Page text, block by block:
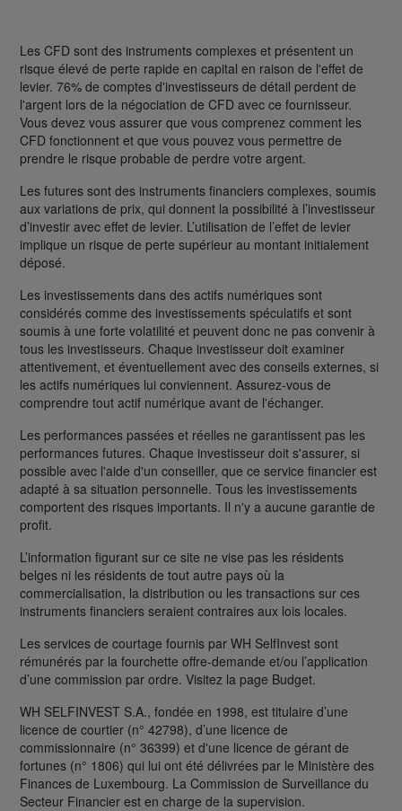
Les CFD sont des instruments complexes et présentent un
risque élevé de perte rapide en capital en raison de l'effet de
levier. 76% de comptes d'investisseurs de détail perdent de
l'argent lors de la négociation de CFD avec ce fournisseur.
Vous devez vous assurer que vous comprenez comment les
CFD fonctionnent et que vous pouvez vous permettre de
prendre le risque probable de perdre votre argent.
Les futures sont des instruments financiers complexes, soumis
aux variations de prix, qui donnent la possibilité à l’investisseur
d’investir avec effet de levier. L’utilisation de l’effet de levier
implique un risque de perte supérieur au montant initialement
déposé.
Les investissements dans des actifs numériques sont
considérés comme des investissements spéculatifs et sont
soumis à une forte volatilité et peuvent donc ne pas convenir à
tous les investisseurs. Chaque investisseur doit examiner
attentivement, et éventuellement avec des conseils externes, si
les actifs numériques lui conviennent. Assurez-vous de
comprendre tout actif numérique avant de l'échanger.
Les performances passées et réelles ne garantissent pas les
performances futures. Chaque investisseur doit s'assurer, si
possible avec l'aide d'un conseiller, que ce service financier est
adapté à sa situation personnelle. Tous les investissements
comportent des risques importants. Il n'y a aucune garantie de
profit.
L’information figurant sur ce site ne vise pas les résidents
belges ni les résidents de tout autre pays où la
commercialisation, la distribution ou les transactions sur ces
instruments financiers seraient contraires aux lois locales.
Les services de courtage fournis par WH SelfInvest sont
rémunérés par la fourchette offre-demande et/ou l’application
d’une commission par ordre. Visitez la page Budget.
WH SELFINVEST S.A., fondée en 1998, est titulaire d’une
licence de courtier (n° 42798), d’une licence de
commissionnaire (n° 36399) et d'une licence de gérant de
fortunes (n° 1806) qui lui ont été délivrées par le Ministère des
Finances de Luxembourg. La Commission de Surveillance du
Secteur Financier est en charge de la supervision.